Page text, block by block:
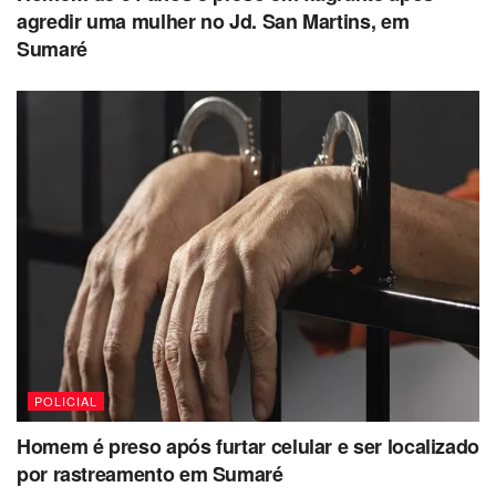
agredir uma mulher no Jd. San Martins, em
Sumaré
POLICIAL
Homem é preso após furtar celular e ser localizado
por rastreamento em Sumaré